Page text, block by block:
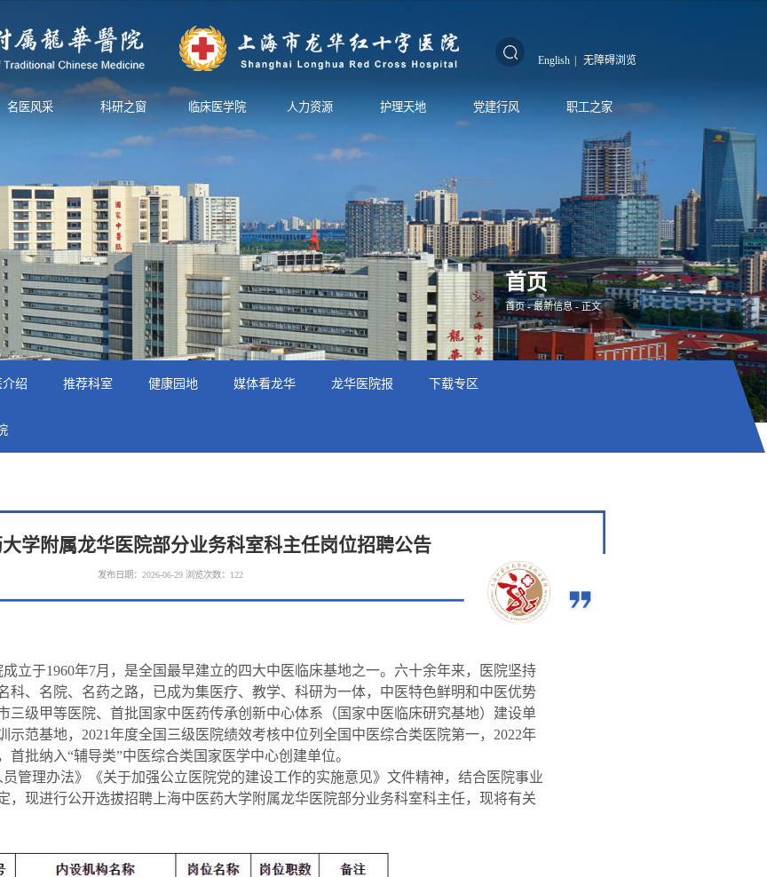
English | 无障碍浏览
名医风采 科研之窗 临床医学院 人力资源 护理天地 党建行风 职工之家
首页
首页-最新信息 - 正文
介绍 推荐科室 健康园地 媒体看龙华 龙华医院报 下载专区
大学附属龙华医院部分业务科室科主任岗位招聘公告
发布日期：2026-06-29 浏览次数： 122
成立于1960年7月，是全国最早建立的四大中医临床基地之一。六十余年来，医院坚持
科、名院、名药之路，已成为集医疗、教学、科研为一体，中医特色鲜明和中医优势
三级甲等医院、首批国家中医药传承创新中心体系（国家中医临床研究基地）建设单
示范基地，2021年度全国三级医院绩效考核中位列全国中医综合类医院第一，2022年
批纳入“辅导类”中医综合类国家医学中心创建单位。
管理办法》《关于加强公立医院党的建设工作的实施意见》文件精神，结合医院事业
，现进行公开选拔招聘上海中医药大学附属龙华医院部分业务科室科主任，现将有关